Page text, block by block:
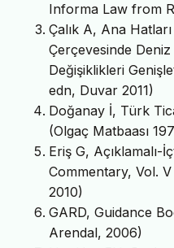
Informa Law from
Çalık A, Ana
Çerçevesinde
Değişiklikleri
edn, Duvar 2011)
Doğanay İ, Türk
(Olgaç Matbaası
Eriş G, Açıklamalı-
Commentary, Vol. V
2010)
GARD, Guidance
Arendal, 2006)